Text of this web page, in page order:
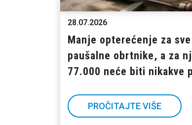
28.07.2026
Manje opterećenje za sve
paušalne obrtnike, a za
77.000 neće biti nikakve
PROČITAJTE VIŠE